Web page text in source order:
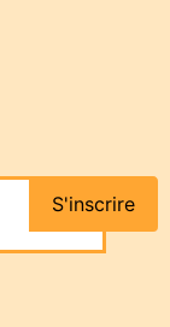
S'inscrire